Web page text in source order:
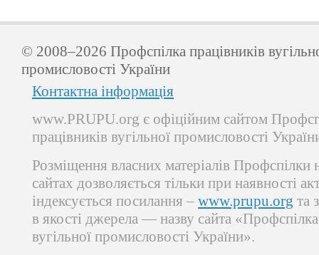
© 2008–2026 Профспілка працівників
промисловості України
Контактна інформація
www.PRUPU.org є офіційним сайтом
працівників вугільної промисловості
Розміщення власних матеріалів Профспілки
сайтах дозволяється тільки при наявності
індексується посилання – www.prupu.org та
в якості джерела — назву сайта «Профспілка
вугільної промисловості України».